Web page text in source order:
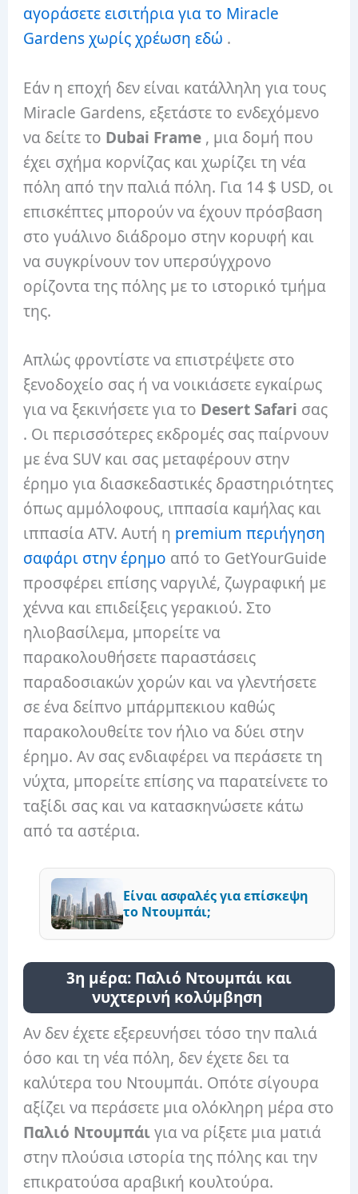
αγοράσετε εισιτήρια για το Miracle
Gardens χωρίς χρέωση εδώ .
Εάν η εποχή δεν είναι κατάλληλη για τους
Miracle Gardens, εξετάστε το ενδεχόμενο
να δείτε το Dubai Frame , μια δομή που
έχει σχήμα κορνίζας και χωρίζει τη νέα
πόλη από την παλιά πόλη. Για 14 $ USD, οι
επισκέπτες μπορούν να έχουν πρόσβαση
στο γυάλινο διάδρομο στην κορυφή και
να συγκρίνουν τον υπερσύγχρονο
ορίζοντα της πόλης με το ιστορικό τμήμα
της.
Απλώς φροντίστε να επιστρέψετε στο
ξενοδοχείο σας ή να νοικιάσετε εγκαίρως
για να ξεκινήσετε για το Desert Safari σας
. Οι περισσότερες εκδρομές σας παίρνουν
με ένα SUV και σας μεταφέρουν στην
έρημο για διασκεδαστικές δραστηριότητες
όπως αμμόλοφους, ιππασία καμήλας και
ιππασία ATV. Αυτή η premium περιήγηση
σαφάρι στην έρημο από το GetYourGuide
προσφέρει επίσης ναργιλέ, ζωγραφική με
χέννα και επιδείξεις γερακιού. Στο
ηλιοβασίλεμα, μπορείτε να
παρακολουθήσετε παραστάσεις
παραδοσιακών χορών και να γλεντήσετε
σε ένα δείπνο μπάρμπεκιου καθώς
παρακολουθείτε τον ήλιο να δύει στην
έρημο. Αν σας ενδιαφέρει να περάσετε τη
νύχτα, μπορείτε επίσης να παρατείνετε το
ταξίδι σας και να κατασκηνώσετε κάτω
από τα αστέρια.
Είναι ασφαλές για επίσκεψη
το Ντουμπάι;
3η μέρα: Παλιό Ντουμπάι και
νυχτερινή κολύμβηση
Αν δεν έχετε εξερευνήσει τόσο την παλιά
όσο και τη νέα πόλη, δεν έχετε δει τα
καλύτερα του Ντουμπάι. Οπότε σίγουρα
αξίζει να περάσετε μια ολόκληρη μέρα στο
Παλιό Ντουμπάιγια να ρίξετε μια ματιά
στην πλούσια ιστορία της πόλης και την
επικρατούσα αραβική κουλτούρα.